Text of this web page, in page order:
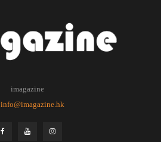
imagazine
info@imagazine.hk